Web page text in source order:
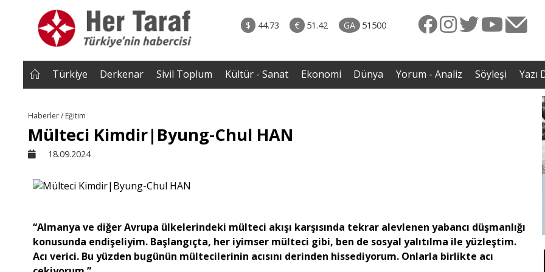
$ 44.73 € 51.42 GA 51500
• Türkiye, Pakistan ve Suudi Arabistan imzayı attı!
Mekke Anlaşması yürürlüğe girdi
• Gannuşi'nin serbest bırakılması için çağrı
Türkiye Derkenar Sivil Toplum Kültür - Sanat Ekonomi Dünya Yorum - Analiz Söyleşi Yazı
Haberler / Eğitim
Mülteci Kimdir|Byung-Chul HAN
18.09.2024
“Almanya ve diğer Avrupa ülkelerindeki mülteci akışı karşısında tekrar alevlenen yabancı düşmanlığı
konusunda endişeliyim. Başlangıçta, her iyimser mülteci gibi, ben de sosyal yalıtılma ile yüzleştim.
Acı verici. Bu yüzden bugünün mültecilerinin acısını derinden hissediyorum. Onlarla birlikte acı